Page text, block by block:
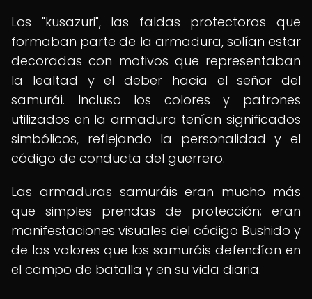
Los "kusazuri", las faldas protectoras que
formaban parte de la armadura, solían estar
decoradas con motivos que representaban
la lealtad y el deber hacia el señor del
samurái. Incluso los colores y patrones
utilizados en la armadura tenían significados
simbólicos, reflejando la personalidad y el
código de conducta del guerrero.
Las armaduras samuráis eran mucho más
que simples prendas de protección; eran
manifestaciones visuales del código Bushido y
de los valores que los samuráis defendían en
el campo de batalla y en su vida diaria.